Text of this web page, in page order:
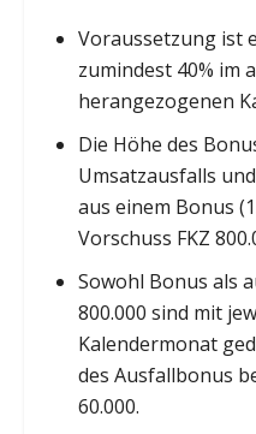
Voraussetzung ist
zumindest 40% im
herangezogenen
Die Höhe des
Umsatzausfalls
aus einem Bonus
Vorschuss FKZ
Sowohl Bonus als
800.000 sind mit
Kalendermonat
des Ausfallbonus
60.000.